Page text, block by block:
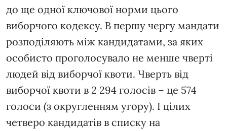
до ще одної ключової норми цього
виборчого кодексу. В першу чергу мандати
розподіляють між кандидатами, за яких
особисто проголосувало не менше чверті
людей від виборчої квоти. Чверть від
виборчої квоти в 2 294 голосів – це 574
голоси (з округленням угору). І цілих
четверо кандидатів в списку на